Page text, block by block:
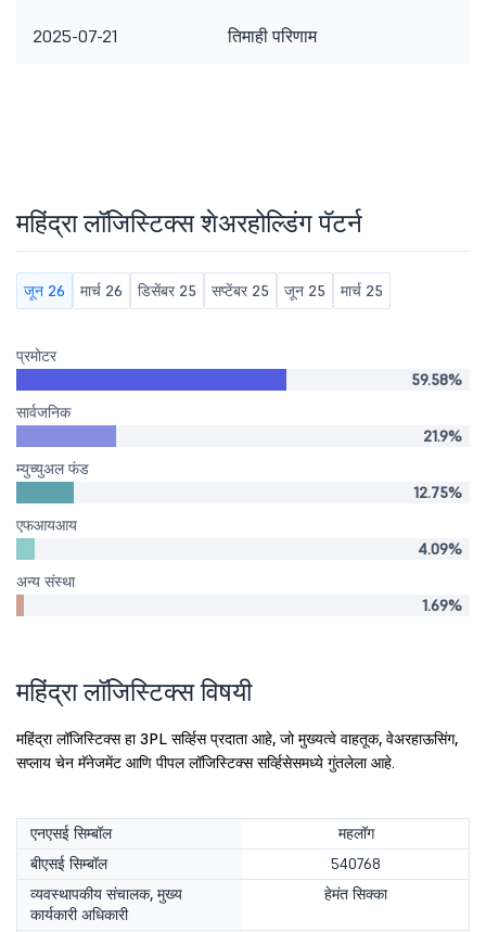
2025-07-21 तिमाही परिणाम
महिंद्रा लॉजिस्टिक्स शेअरहोल्डिंग पॅटर्न
जून 26 मार्च 26 डिसेंबर 25 सप्टेंबर 25 जून 25 मार्च 25
प्रमोटर
59.58%
सार्वजनिक
21.9%
म्युच्युअल फंड
12.75%
एफआयआय
4.09%
अन्य संस्था
1.69%
महिंद्रा लॉजिस्टिक्स विषयी
महिंद्रा लॉजिस्टिक्स हा 3PL सर्व्हिस प्रदाता आहे, जो मुख्यत्वे वाहतूक, वेअरहाऊसिंग,
सप्लाय चेन मॅनेजमेंट आणि पीपल लॉजिस्टिक्स सर्व्हिसेसमध्ये गुंतलेला आहे.
एनएसई सिम्बॉल
महलॉग
बीएसई सिम्बॉल
540768
व्यवस्थापकीय संचालक, मुख्य
कार्यकारी अधिकारी
हेमंत सिक्का